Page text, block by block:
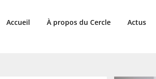
Accueil À propos du Cercle Actus